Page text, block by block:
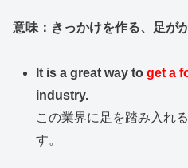
意味：きっかけを作る、足が
It is a great way toget a
industry.
この業界に足を踏み入れ
す。